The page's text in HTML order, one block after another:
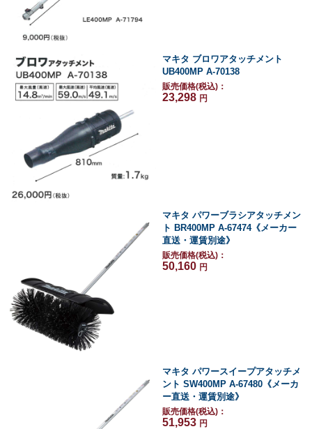
マキタ ブロワアタッチメント
UB400MP A-70138
販売価格(税込)：
23,298 円
マキタ パワーブラシアタッチメン
ト BR400MP A-67474《メーカー
直送・運賃別途》
販売価格(税込)：
50,160 円
マキタ パワースイープアタッチメ
ント SW400MP A-67480《メーカ
ー直送・運賃別途》
販売価格(税込)：
51,953 円